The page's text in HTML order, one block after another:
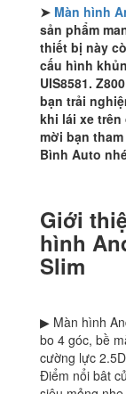
➤ Màn hình
sản phẩm
thiết bị này
cấu hình
UIS8581.
bạn trải
khi lái xe
mời bạn
Bình Auto
Giới
hình
Slim
▶ Màn hình
bo 4 góc, bề
cường lực
Điểm nổi bât